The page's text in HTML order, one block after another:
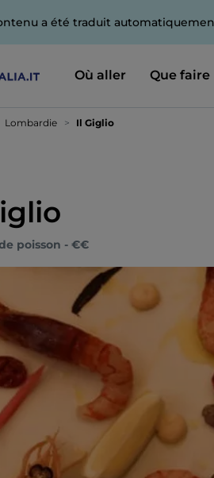
a été traduit
Où aller Que faire
Lombardie Il Giglio
poisson - €€